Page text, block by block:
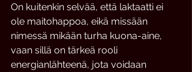
On kuitenkin selvää, että laktaatti ei
ole maitohappoa, eikä missään
nimessä mikään turha kuona-aine,
vaan sillä on tärkeä rooli
energianlähteenä, jota voidaan